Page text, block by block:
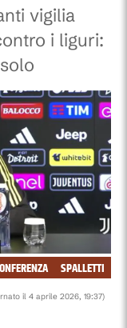
vigilia
i liguri:
il 4 aprile 2026, 19:37)
SPALLETTI